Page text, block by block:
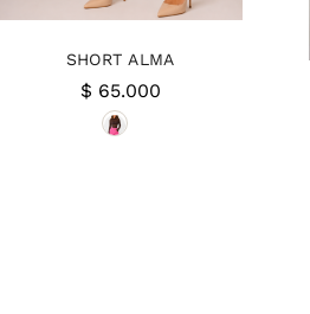
SHORT ALMA
$ 65.000